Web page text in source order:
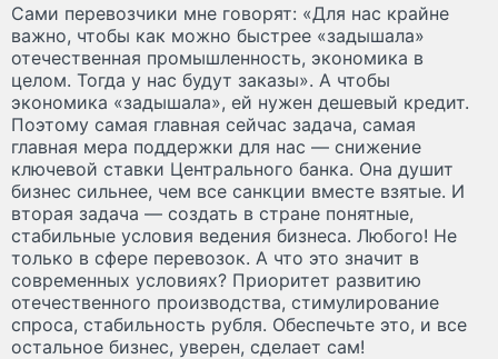
Сами перевозчики мне говорят: «Для нас крайне
важно, чтобы как можно быстрее «задышала»
отечественная промышленность, экономика в
целом. Тогда у нас будут заказы». А чтобы
экономика «задышала», ей нужен дешевый кредит.
Поэтому самая главная сейчас задача, самая
главная мера поддержки для нас — снижение
ключевой ставки Центрального банка. Она душит
бизнес сильнее, чем все санкции вместе взятые. И
вторая задача — создать в стране понятные,
стабильные условия ведения бизнеса. Любого! Не
только в сфере перевозок. А что это значит в
современных условиях? Приоритет развитию
отечественного производства, стимулирование
спроса, стабильность рубля. Обеспечьте это, и все
остальное бизнес, уверен, сделает сам!